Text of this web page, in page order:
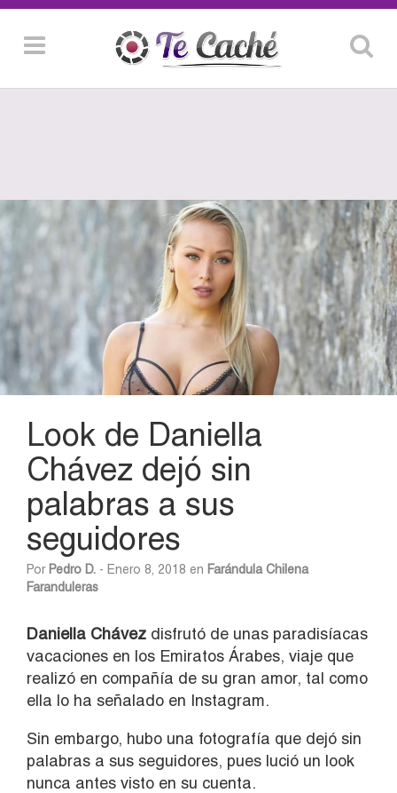
Look de Daniella
Chávez dejó sin
palabras a sus
seguidores
Por Pedro D. - Enero 8, 2018 en Farándula Chilena
Faranduleras
Daniella Chávez disfrutó de unas paradisíacas
vacaciones en los Emiratos Árabes, viaje que
realizó en compañía de su gran amor, tal como
ella lo ha señalado en Instagram.
Sin embargo, hubo una fotografía que dejó sin
palabras a sus seguidores, pues lució un look
nunca antes visto en su cuenta.